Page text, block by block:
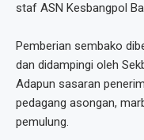
staf ASN Kesbangpol
Pemberian sembako
dan didampingi oleh
Adapun sasaran
pedagang asongan,
pemulung.